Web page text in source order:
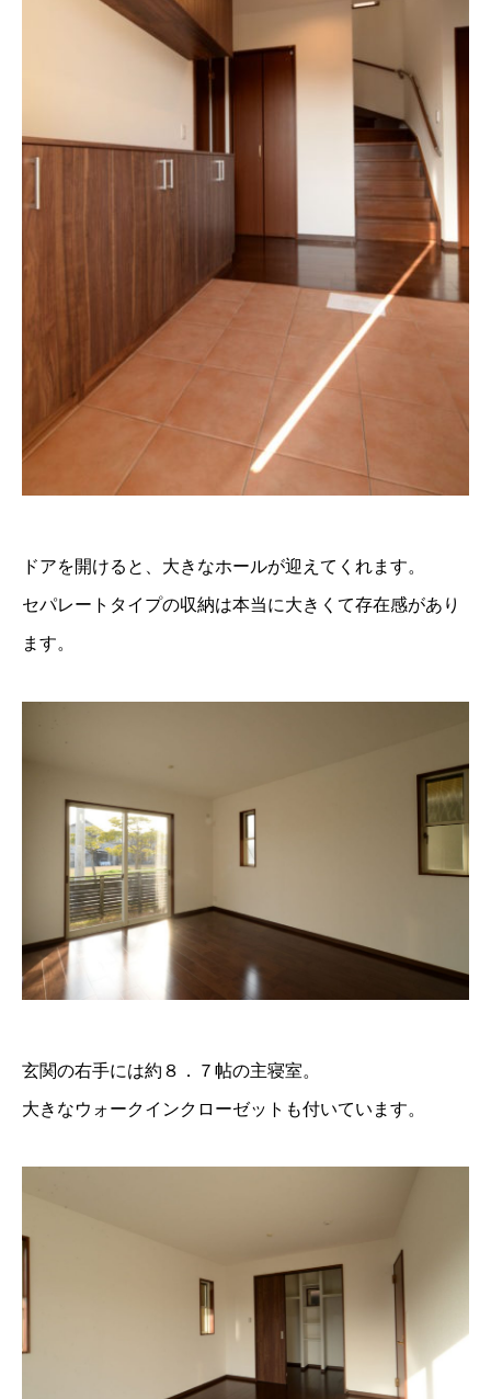
ドアを開けると、大きなホールが迎えてくれます。
セパレートタイプの収納は本当に大きくて存在感があり
ます。
玄関の右手には約８．７帖の主寝室。
大きなウォークインクローゼットも付いています。